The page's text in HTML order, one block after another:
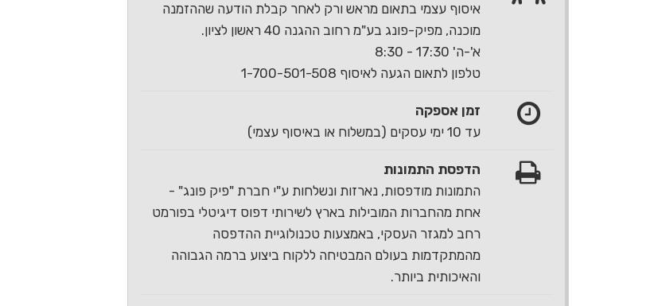
איסוף עצמי בתאום מראש ורק לאחר קבלת הודעה שההזמנה
מוכנה, מפיק-פונג בע"מ רחוב ההגנה 40 ראשון לציון.
א'-ה' 17:30 - 8:30
טלפון לתאום הגעה לאיסוף 1-700-501-508
זמן אספקה
עד 10 ימי עסקים (במשלוח או באיסוף עצמי)
הדפסת התמונות
התמונות מודפסות, נארזות ונשלחות ע"י חברת "פיק פונג" -
אחת מהחברות המובילות בארץ לשירותי דפוס דיגיטלי בפורמט
רחב למגזר העסקי, באמצעות טכנולוגיית ההדפסה
מהמתקדמות בעולם המבטיחה ללקוח ביצוע ברמה הגבוהה
והאיכותית ביותר.